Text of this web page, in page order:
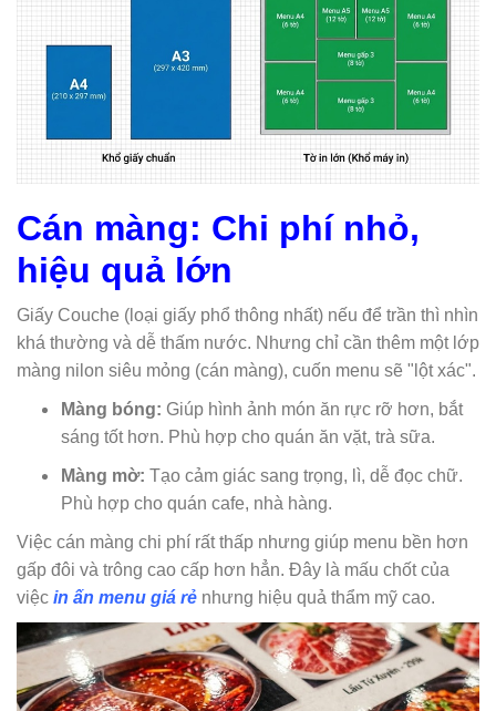
Cán màng: Chi phí nhỏ,
hiệu quả lớn
Giấy Couche (loại giấy phổ thông nhất) nếu để trần thì nhìn
khá thường và dễ thấm nước. Nhưng chỉ cần thêm một lớp
màng nilon siêu mỏng (cán màng), cuốn menu sẽ "lột xác".
Màng bóng: Giúp hình ảnh món ăn rực rỡ hơn, bắt
sáng tốt hơn. Phù hợp cho quán ăn vặt, trà sữa.
Màng mờ: Tạo cảm giác sang trọng, lì, dễ đọc chữ.
Phù hợp cho quán cafe, nhà hàng.
Việc cán màng chi phí rất thấp nhưng giúp menu bền hơn
gấp đôi và trông cao cấp hơn hẳn. Đây là mấu chốt của
việc in ấn menu giá rẻ nhưng hiệu quả thẩm mỹ cao.